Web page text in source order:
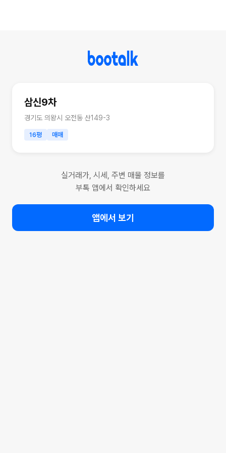
삼신9차
경기도 의왕시 오전동 산149-3
16평 매매
실거래가, 시세, 주변 매물 정보를
부톡 앱에서 확인하세요
앱에서 보기